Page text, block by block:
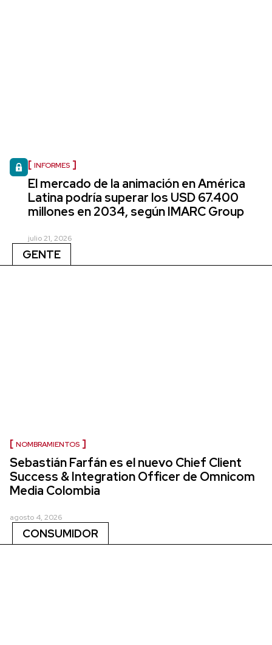
INFORMES
El mercado de la animación en América
Latina podría superar los USD 67.400
millones en 2034, según IMARC Group
julio 21, 2026
GENTE
NOMBRAMIENTOS
Sebastián Farfán es el nuevo Chief Client
Success & Integration Officer de Omnicom
Media Colombia
agosto 4, 2026
CONSUMIDOR